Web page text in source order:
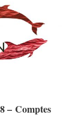
– Comptes